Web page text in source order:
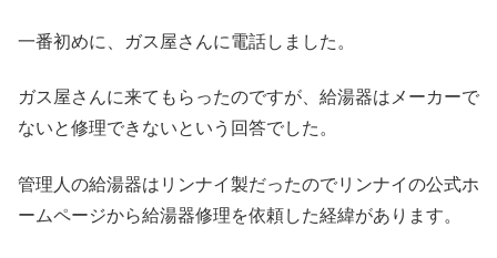
一番初めに、ガス屋さんに電話しました。
ガス屋さんに来てもらったのですが、給湯器はメーカーで
ないと修理できないという回答でした。
管理人の給湯器はリンナイ製だったのでリンナイの公式ホ
ームページから給湯器修理を依頼した経緯があります。